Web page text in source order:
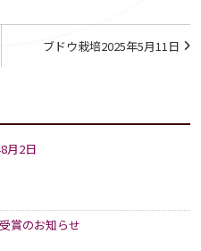
ブドウ栽培2025年5月11日
月2日
賞のお知らせ